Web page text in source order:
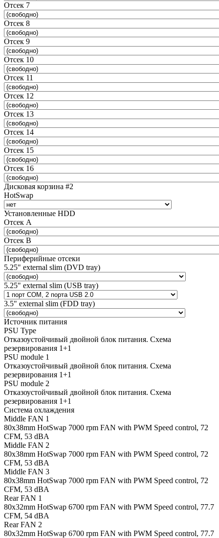
Отсек 7
Отсек 8
Отсек 9
Отсек 10
Отсек 11
Отсек 12
Отсек 13
Отсек 14
Отсек 15
Отсек 16
Дисковая корзина #2
HotSwap
Установленные HDD
Отсек A
Отсек B
Периферийные отсеки
5.25" external slim (DVD tray)
5.25" external slim (USB tray)
3.5" external slim (FDD tray)
Источник питания
PSU Type
Отказоустойчивый двойной блок питания. Схема
резервирования 1+1
PSU module 1
Отказоустойчивый двойной блок питания. Схема
резервирования 1+1
PSU module 2
Отказоустойчивый двойной блок питания. Схема
резервирования 1+1
Система охлаждения
Middle FAN 1
80х38mm HotSwap 7000 rpm FAN with PWM Speed control, 72
CFM, 53 dBA
Middle FAN 2
80х38mm HotSwap 7000 rpm FAN with PWM Speed control, 72
CFM, 53 dBA
Middle FAN 3
80х38mm HotSwap 7000 rpm FAN with PWM Speed control, 72
CFM, 53 dBA
Rear FAN 1
80х32mm HotSwap 6700 rpm FAN with PWM Speed control, 77.7
CFM, 54 dBA
Rear FAN 2
80х32mm HotSwap 6700 rpm FAN with PWM Speed control, 77.7